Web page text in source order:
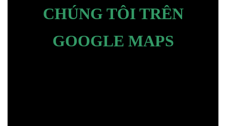
CHÚNG TÔI TRÊN
GOOGLE MAPS